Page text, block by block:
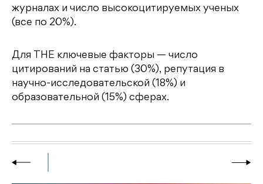
журналах и число высокоцитируемых ученых
(все по 20%).
Для THE ключевые факторы — число
цитирований на статью (30%), репутация в
научно-исследовательской (18%) и
образовательной (15%) сферах.